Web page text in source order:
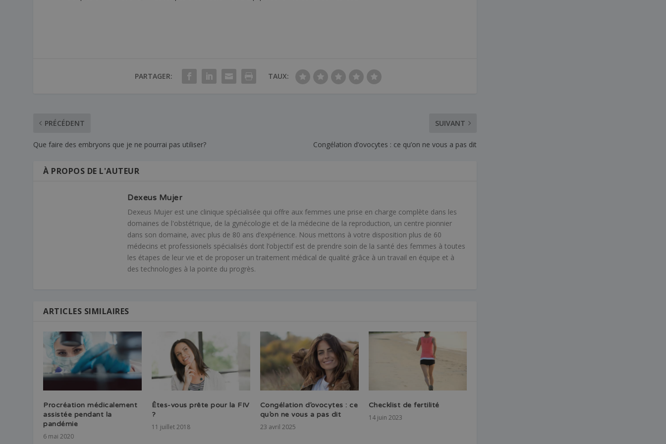
PARTAGER: TAUX:
PRÉCÉDENT
Que faire des embryons que je ne pourrai pas utiliser?
SUIVANT
Congélation d’ovocytes : ce qu’on ne vous a pas dit
À PROPOS DE L'AUTEUR
Dexeus Mujer
Dexeus Mujer est une clinique spécialisée qui offre aux femmes une prise en charge complète dans les
domaines de l'obstétrique, de la gynécologie et de la médecine de la reproduction, un centre pionnier
dans son domaine, avec plus de 80 ans d’expérience. Nous mettons à votre disposition plus de 60
médecins et professionels spécialisés dont l’objectif est de prendre soin de la santé des femmes à toutes
les étapes de leur vie et de proposer un traitement médical de qualité grâce à un travail en équipe et à
des technologies à la pointe du progrès.
ARTICLES SIMILAIRES
Procréation médicalement
assistée pendant la
pandémie
6 mai 2020
Êtes-vous prête pour la FIV
?
11 juillet 2018
Congélation d’ovocytes : ce
qu’on ne vous a pas dit
23 avril 2025
Checklist de fertilité
14 juin 2023